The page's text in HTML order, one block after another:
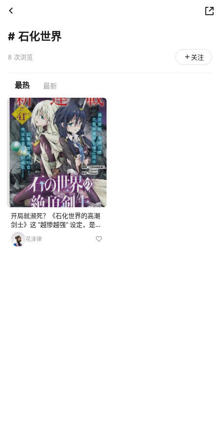
# 石化世界
8 次浏览 关注
最热 最新
开局就濒死？《石化世界的高潮
剑士》这 “越惨越强” 设定，是新
季度黑深残天花板吗？
花泽律